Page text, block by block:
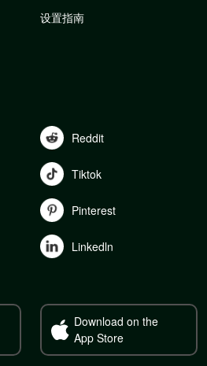
设置指南
Reddit
Tiktok
Pinterest
Linkedln
Download on the
App Store